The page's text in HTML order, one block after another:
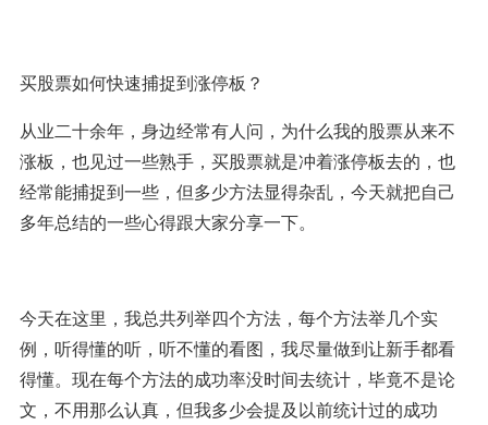
买股票如何快速捕捉到涨停板？
从业二十余年，身边经常有人问，为什么我的股票从来不
涨板，也见过一些熟手，买股票就是冲着涨停板去的，也
经常能捕捉到一些，但多少方法显得杂乱，今天就把自己
多年总结的一些心得跟大家分享一下。
今天在这里，我总共列举四个方法，每个方法举几个实
例，听得懂的听，听不懂的看图，我尽量做到让新手都看
得懂。现在每个方法的成功率没时间去统计，毕竟不是论
文，不用那么认真，但我多少会提及以前统计过的成功